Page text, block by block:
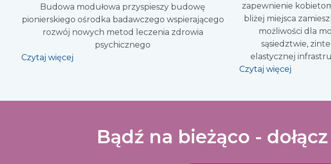
Budowa modułowa przyspieszy budowę
pionierskiego ośrodka badawczego wspierającego
rozwój nowych metod leczenia zdrowia
psychicznego
Czytaj więcej
zapewnienie
bliżej miejsca
możliwości dla
sąsiedztwie,
elastycznej
Czytaj więcej
Bądź na bieżąco -